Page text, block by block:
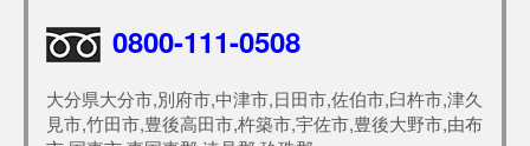
0800-111-0508
大分県大分市,別府市,中津市,日田市,佐伯市,臼杵市,津久
見市,竹田市,豊後高田市,杵築市,宇佐市,豊後大野市,由布